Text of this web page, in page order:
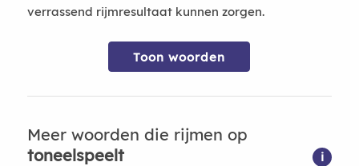
verrassend rijmresultaat kunnen zorgen.
Toon woorden
Meer woorden die rijmen op
toneelspeelt
i